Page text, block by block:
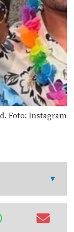
Foto: Instagram